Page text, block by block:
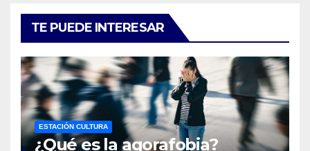
TE PUEDE INTERESAR
ESTACIÓN CULTURA
¿Qué es la agorafobia?